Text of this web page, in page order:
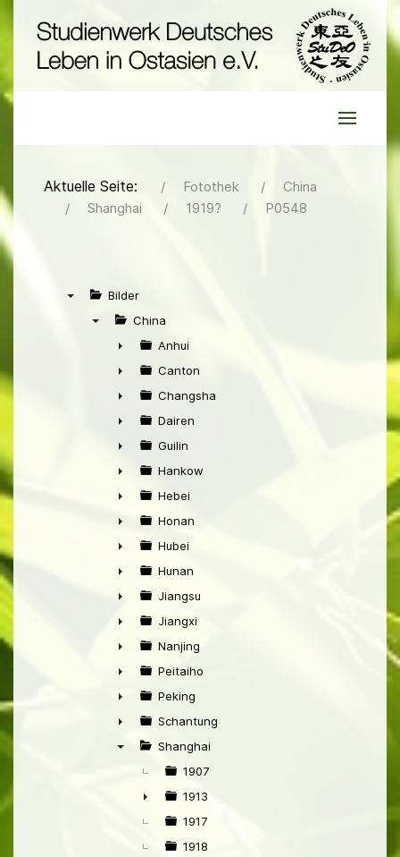
Aktuelle Seite: Fotothek
China
Shanghai
1919? P0548
Bilder
China
►
Anhui
►
Canton
►
Changsha
►
Dairen
►
Guilin
►
Hankow
►
Hebei
►
Honan
►
Hubei
►
Hunan
►
Jiangsu
►
Jiangxi
►
Nanjing
►
Peitaiho
►
Peking
►
Schantung
Shanghai
1907
►
1913
1917
1918